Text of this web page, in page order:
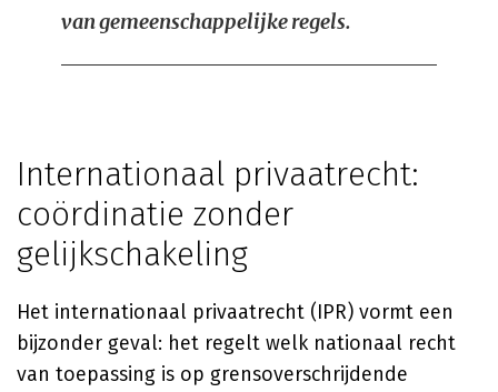
van gemeenschappelijke regels.
Internationaal privaatrecht:
coördinatie zonder
gelijkschakeling
Het internationaal privaatrecht (IPR) vormt een
bijzonder geval: het regelt welk nationaal recht
van toepassing is op grensoverschrijdende